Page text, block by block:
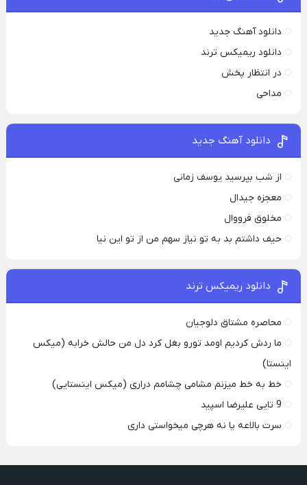
دانلود آهنگ جدید
دانلود ریمیکس ترند
در انتظار پخش
مداحی
دانلود آهنگ جدید
از شب بپرسید یوسف زمانی
معجزه جیدال
مخلوق فرووال
حیف داشتم بد به تو نیاز سهم من از تو این نیا
دانلود ریمیکس ترند
محاصره مشتاق دلوجیان
ما ردش کردیم اومد تورو بغل کرد دل من حالش خرابه (میکس
اینستا)
خط به خط میزنم مشامی چشامم دراری (میکس اینستایی)
9 تایی علیرضا اسپید
سرت بالاعه یا نه هرچی میخواستی داری